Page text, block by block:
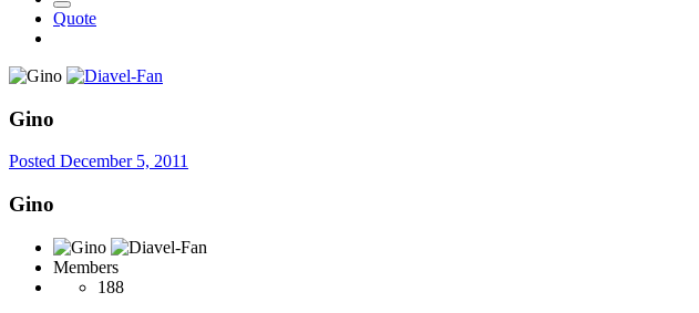
Quote
Gino
Posted December 5, 2011
Gino
Members
188